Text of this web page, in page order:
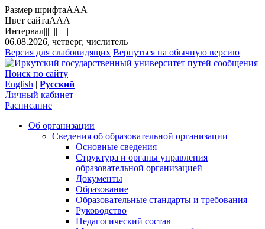
Размер шрифтаAAA
Цвет сайтаAAA
Интервал|||_||__|
06.08.2026, четверг, числитель
Версия для слабовидящих Вернуться на обычную версию
Поиск по сайту
English | Русский
Личный кабинет
Расписание
Об организации
Сведения об образовательной организации
Основные сведения
Структура и органы управления
образовательной организацией
Документы
Образование
Образовательные стандарты и требования
Руководство
Педагогический состав